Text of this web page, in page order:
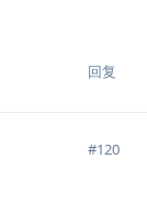
回复
#120